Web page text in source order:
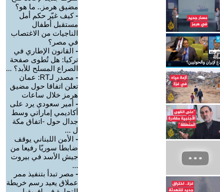
مضيق هرمز.. ما هو؟
-كيف غيّر حكم أمل
مستقبل أطفال
الناجيات من الاغتصاب
في مصر؟
- القانون الإطاري في
تركيا: هل تُطوى صفحة
الصراع المسلح للأبد؟ ...
-
مصدر لـRT: عمان
تعلن اتفاقا حول مضيق
هرمز خلال ساعات
- أمير سعودي يرد على
أكاديمي إماراتي وسط
جدال حول -اتفاق مكة
ل ...
- الأمن اللبناني يوقف
ضابطا سوريّا رفيعا من
جيش الأسد في بيروت
...
- مصر تبدأ بتنفيذ ممر
عملاق يعيد رسم خريطة